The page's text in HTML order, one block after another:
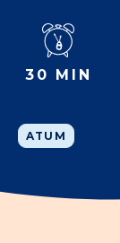
30 MIN
ATUM